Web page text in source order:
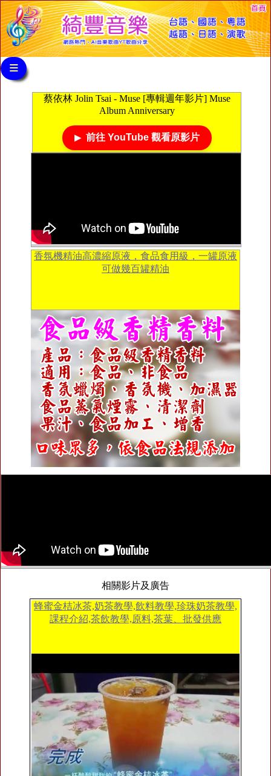
≡
蔡依林 Jolin Tsai - Muse [專輯週年影片] Muse
Album Anniversary
前往 YouTube 觀看原影片
香氛機精油高濃縮原液，食品食用級，一罐原液
可做幾百罐精油
相關影片及廣告
蜂蜜金桔冰茶,奶茶教學,飲料教學,珍珠奶茶教學,
課程介紹,茶飲教學,原料,茶葉、批發供應